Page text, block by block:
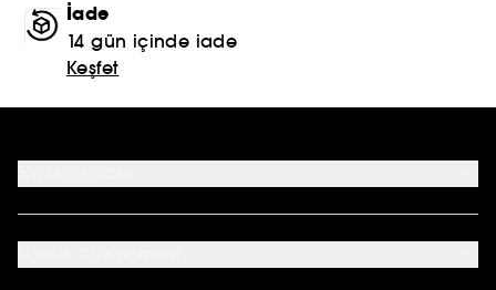
İade
14 gün içinde iade
Keşfet
Mağazalar
Profil Bilgilerim